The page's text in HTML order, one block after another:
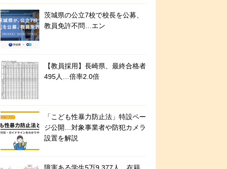
茨城県の公立7校で校長を公募、
教員免許不問…エン
【教員採用】長崎県、最終合格者
495人…倍率2.0倍
「こども性暴力防止法」特設ペー
ジ公開…対象事業者や防犯カメラ
設置を解説